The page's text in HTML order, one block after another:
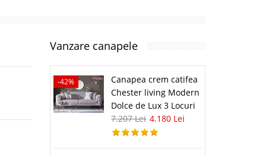
Vanzare canapele
-42%
Canapea crem catifea
Chester living Modern
Dolce de Lux 3 Locuri
7.207 Lei 4.180 Lei